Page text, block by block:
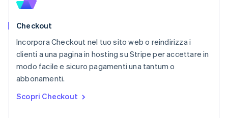
Checkout
Incorpora Checkout nel tuo sito web o reindirizza i
clienti a una pagina in hosting su Stripe per accettare in
modo facile e sicuro pagamenti una tantum o
abbonamenti.
Scopri Checkout
Polonia
Portogallo
RAS di Hong Kong, Cina
English简体中文
Regno Unito
English
English